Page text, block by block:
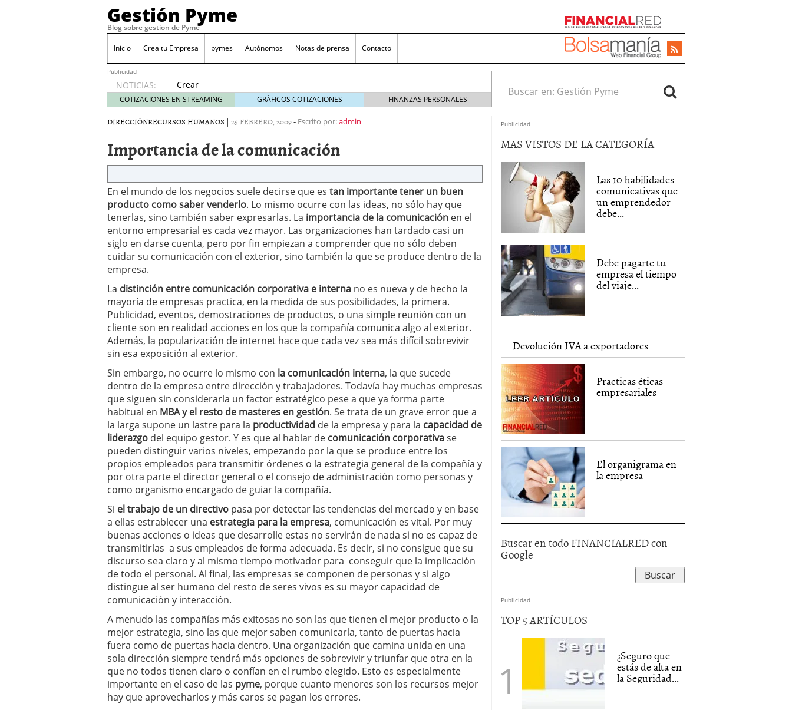
Gestión Pyme
Blog sobre gestion de Pyme
Inicio Crea tu Empresa pymes Autónomos Notas de prensa Contacto
Publicidad
NOTICIAS:
Crear
empresa
online vs
proceso
ventajas
reales
para
mayo 29,
2026
Sobres de cartón: una inversión rentable para las pymes que venden online
septiembre 4, 2025
Cómo convertir tu negocio en un ecommerce exitoso junio 20, 2025
Los CRM: Impulsores de la Transformación Empresarial mayo 14, 2025
Reubicación internacional: guía rápida para trasladar empleados sin
COTIZACIONES EN STREAMING GRÁFICOS COTIZACIONES FINANZAS PERSONALES
Buscar en:
DIRECCIÓNRECURSOS HUMANOS | 25 FEBRERO, 2009- Escrito por:admin
Importancia de la comunicación
En el mundo de los negocios suele decirse que es tan importante tener un buen
producto como saber venderlo. Lo mismo ocurre con las ideas, no sólo hay que
tenerlas, sino también saber expresarlas. La importancia de la comunicación en el
entorno empresarial es cada vez mayor. Las organizaciones han tardado casi un
siglo en darse cuenta, pero por fin empiezan a comprender que no sólo deben
cuidar su comunicación con el exterior, sino también la que se produce dentro de la
empresa.
La distinción entre comunicación corporativa e interna no es nueva y de hecho la
mayoría de empresas practica, en la medida de sus posibilidades, la primera.
Publicidad, eventos, demostraciones de productos, o una simple reunión con un
cliente son en realidad acciones en los que la compañía comunica algo al exterior.
Además, la popularización de internet hace que cada vez sea más difícil sobrevivir
sin esa exposición al exterior.
Sin embargo, no ocurre lo mismo con la comunicación interna, la que sucede
dentro de la empresa entre dirección y trabajadores. Todavía hay muchas empresas
que siguen sin considerarla un factor estratégico pese a que ya forma parte
habitual en MBA y el resto de masteres en gestión. Se trata de un grave error que a
la larga supone un lastre para la productividad de la empresa y para la capacidad de
liderazgo del equipo gestor. Y es que al hablar de comunicación corporativase
pueden distinguir varios niveles, empezando por la que se produce entre los
propios empleados para transmitir órdenes o la estrategia general de la compañía y
por otra parte el director general o el consejo de administración como personas y
como organismo encargado de guiar la compañía.
Si el trabajo de un directivo pasa por detectar las tendencias del mercado y en base
a ellas estrablecer una estrategia para la empresa, comunicación es vital. Por muy
buenas acciones o ideas que desarrolle estas no servirán de nada si no es capaz de
transmitirlas a sus empleados de forma adecuada. Es decir, si no consigue que su
discurso sea claro y al mismo tiempo motivador para conseguir que la implicación
de todo el personal. Al final, las empresas se componen de personas y si algo
distingue al ser humano del resto de seres vivos es su mayor capacidad de
comunicación y interacción.
A menudo las compañías más exitosas no son las que tienen el mejor producto o la
mejor estrategia, sino las que mejor saben comunicarla, tanto de puertas hacia
fuera como de puertas hacia dentro. Una organización que camina unida en una
sola dirección siempre tendrá más opciones de sobrevivir y triunfar que otra en la
que no todos tienen claro o confían en el rumbo elegido. Esto es especialmente
importante en el caso de las pyme, porque cuanto menores son los recursos mejor
hay que aprovecharlos y más caros se pagan los errores.
Publicidad
MAS VISTOS DE LA CATEGORÍA
Las 10 habilidades
comunicativas que
un emprendedor
debe...
Debe pagarte tu
empresa el tiempo
del viaje...
Devolución IVA a exportadores
Practicas éticas
empresariales
El organigrama en
la empresa
Buscar en todo FINANCIALRED con
Google
Publicidad
TOP 5 ARTÍCULOS
¿Seguro que
estás de alta en
la Seguridad...